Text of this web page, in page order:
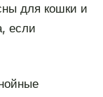
для кошки и
если